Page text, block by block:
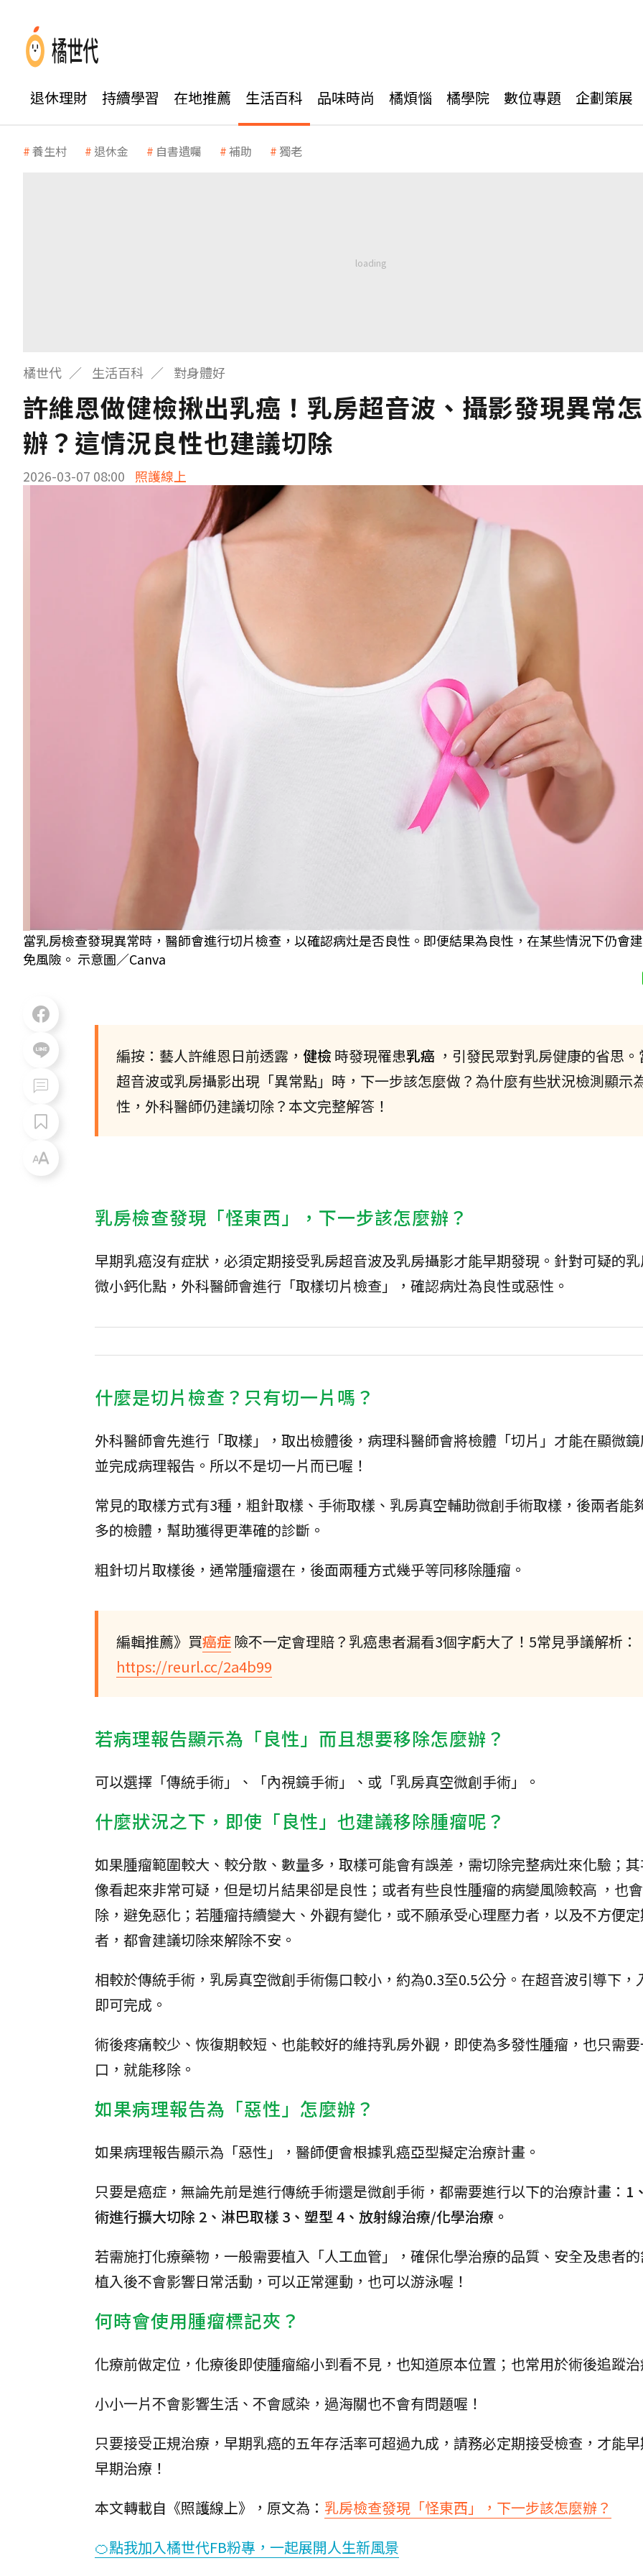
退休理財 持續學習 在地推薦 生活百科 品味時尚 橘煩惱 橘學院 數位專題 企劃策展
養生村 退休金 自書遺囑 補助 獨老
橘世代 生活百科 對身體好
許維恩做健檢揪出乳癌！乳房超音波、攝影發現異常
辦？這情況良性也建議切除
2026-03-07 08:00 照護線上
當乳房檢查發現異常時，醫師會進行切片檢查，以確認病灶是否良性。即便結果為良性，在某些情況下仍會
免風險。 示意圖／Canva
編按：藝人許維恩日前透露， 健檢時發現罹患乳癌 ，引發民眾對乳房健康的省思
超音波或乳房攝影出現「異常點」時，下一步該怎麼做？為什麼有些狀況檢測顯示
性，外科醫師仍建議切除？本文完整解答！
乳房檢查發現「怪東西」，下一步該怎麼辦？
早期乳癌沒有症狀，必須定期接受乳房超音波及乳房攝影才能早期發現。針對可疑的
微小鈣化點，外科醫師會進行「取樣切片檢查」，確認病灶為良性或惡性。
什麼是切片檢查？只有切一片嗎？
外科醫師會先進行「取樣」，取出檢體後，病理科醫師會將檢體「切片」才能在顯微
並完成病理報告。所以不是切一片而已喔！
常見的取樣方式有3種，粗針取樣、手術取樣、乳房真空輔助微創手術取樣，後兩者能
多的檢體，幫助獲得更準確的診斷。
粗針切片取樣後，通常腫瘤還在，後面兩種方式幾乎等同移除腫瘤。
編輯推薦》買癌症險不一定會理賠？乳癌患者漏看3個字虧大了！5常見爭議解析：
https://reurl.cc/2a4b99
若病理報告顯示為「良性」而且想要移除怎麼辦？
可以選擇「傳統手術」、「內視鏡手術」、或「乳房真空微創手術」。
什麼狀況之下，即使「良性」也建議移除腫瘤呢？
如果腫瘤範圍較大、較分散、數量多，取樣可能會有誤差，需切除完整病灶來化驗；
像看起來非常可疑，但是切片結果卻是良性；或者有些良性腫瘤的病變風險較高 ，也
除，避免惡化；若腫瘤持續變大、外觀有變化，或不願承受心理壓力者，以及不方便
者，都會建議切除來解除不安。
相較於傳統手術，乳房真空微創手術傷口較小，約為0.3至0.5公分。在超音波引導下，
即可完成。
術後疼痛較少、恢復期較短、也能較好的維持乳房外觀，即使為多發性腫瘤，也只需
口，就能移除。
如果病理報告為「惡性」怎麼辦？
如果病理報告顯示為「惡性」，醫師便會根據乳癌亞型擬定治療計畫。
只要是癌症，無論先前是進行傳統手術還是微創手術，都需要進行以下的治療計畫： 1
術進行擴大切除 2、淋巴取樣 3、塑型 4、放射線治療/化學治療。
若需施打化療藥物，一般需要植入「人工血管」，確保化學治療的品質、安全及患者
植入後不會影響日常活動，可以正常運動，也可以游泳喔！
何時會使用腫瘤標記夾？
化療前做定位，化療後即使腫瘤縮小到看不見，也知道原本位置；也常用於術後追蹤
小小一片不會影響生活、不會感染，過海關也不會有問題喔！
只要接受正規治療，早期乳癌的五年存活率可超過九成，請務必定期接受檢查，才能
早期治療！
本文轉載自《照護線上》，原文為： 乳房檢查發現「怪東西」，下一步該怎麼辦？
🍊點我加入橘世代FB粉專，一起展開人生新風景